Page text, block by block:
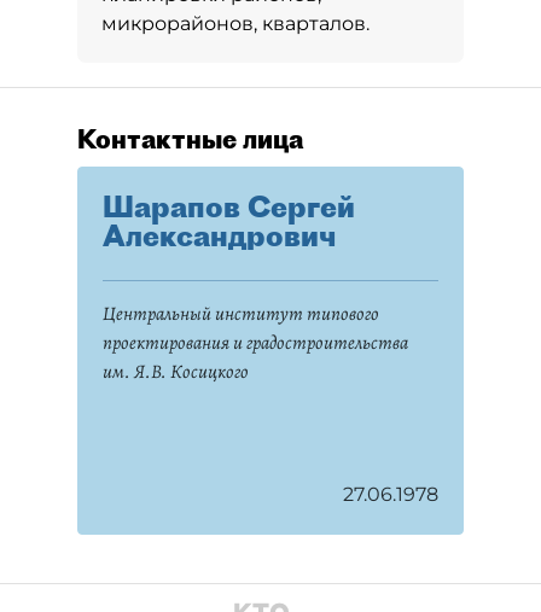
микрорайонов, кварталов.
Контактные лица
Шарапов Сергей
Александрович
Центральный институт типового
проектирования и градостроительства
им. Я.В. Косицкого
27.06.1978